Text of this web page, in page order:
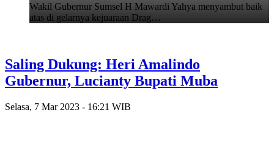
Wakil Gubernur Sumsel H Mawardi Yahya menyambut baik
atas di gelarnya kejuaraan Drag…
Saling Dukung: Heri Amalindo
Gubernur, Lucianty Bupati Muba
Selasa, 7 Mar 2023 - 16:21 WIB